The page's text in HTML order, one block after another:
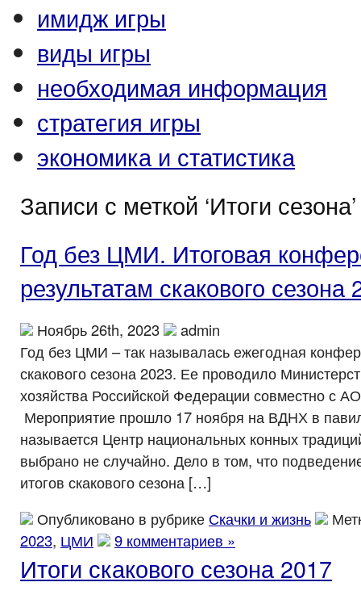
имидж игры
виды игры
необходимая информация
стратегия игры
экономика и статистика
Записи с меткой ‘Итоги сезона’
Год без ЦМИ. Итоговая
результатам скакового сезона
Ноябрь 26th, 2023
admin
Год без ЦМИ – так называлась ежегодная
скакового сезона 2023. Ее проводило
хозяйства Российской Федерации совместно с
Мероприятие прошло 17 ноября на ВДНХ в
называется Центр национальных конных
выбрано не случайно. Дело в том, что
итогов скакового сезона […]
Опубликовано в рубрике Скачки и жизнь
2023, ЦМИ 9 комментариев »
Итоги скакового сезона 2017